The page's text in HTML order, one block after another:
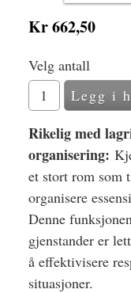
Kr 662,50
Velg antall
Rikelig med
organisering:
et stort rom som
organisere
Denne
gjenstander er
å effektivisere
situasjoner.